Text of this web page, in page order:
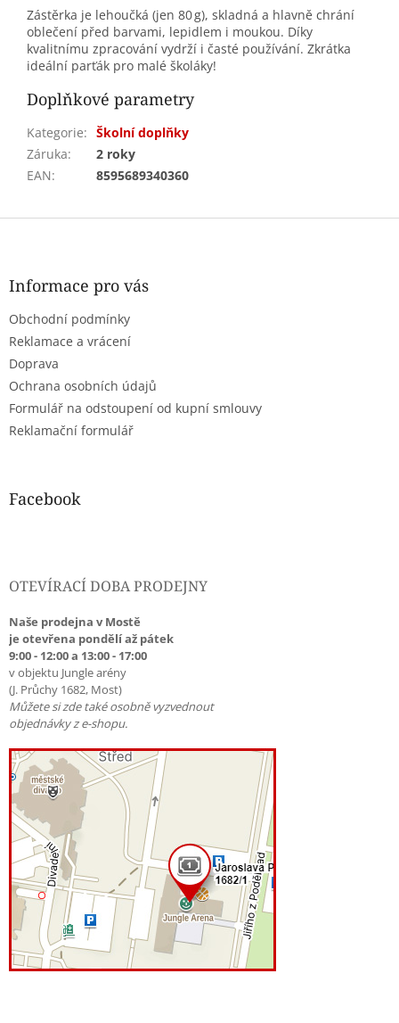
Zástěrka je lehoučká (jen 80 g), skladná a hlavně chrání
oblečení před barvami, lepidlem i moukou. Díky
kvalitnímu zpracování vydrží i časté používání. Zkrátka
ideální parťák pro malé školáky!
Doplňkové parametry
Kategorie: Školní doplňky
Záruka:
2 roky
EAN: 8595689340360
Z
Informace pro vás
Obchodní podmínky
Reklamace a vrácení
Doprava
Ochrana osobních údajů
Formulář na odstoupení od kupní smlouvy
Reklamační formulář
Facebook
OTEVÍRACÍ DOBA PRODEJNY
Naše prodejna v Mostě
je otevřena pondělí až pátek
9:00 - 12:00 a 13:00 - 17:00
v objektu Jungle arény
(J. Průchy 1682, Most)
Můžete si zde také osobně vyzvednout
objednávky z e-shopu.